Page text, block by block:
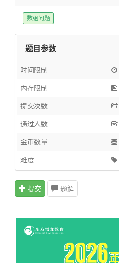
数组问题
题目参数
时间限制
内存限制
提交次数
通过人数
金币数量
难度
提交 题解